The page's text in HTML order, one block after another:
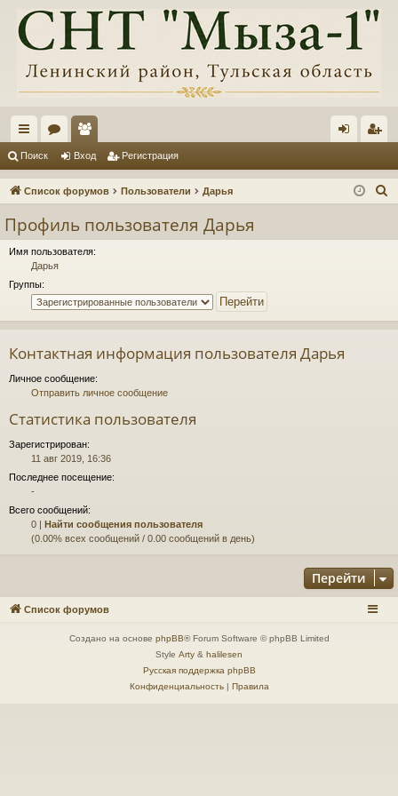
с
ы
и
ум
ол
ьз д ис
Поиск Вход Регистрация
Список форумов Пользователи Дарья
Профиль пользователя Дарья
Имя пользователя:
Дарья
Группы:
Контактная информация пользователя Дарья
Личное сообщение:
Отправить личное сообщение
Статистика пользователя
Зарегистрирован:
11 авг 2019, 16:36
Последнее посещение:
-
Всего сообщений:
0 |
Найти сообщения пользователя
(0.00% всех сообщений / 0.00 сообщений в день)
Перейти
Список форумов
Создано на основе phpBB® Forum Software © phpBB Limited
Style Arty & halilesen
Русская поддержка phpBB
Конфиденциальность| Правила